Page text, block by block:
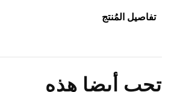
تفاصيل المُنتج
تحب أيضا هذه